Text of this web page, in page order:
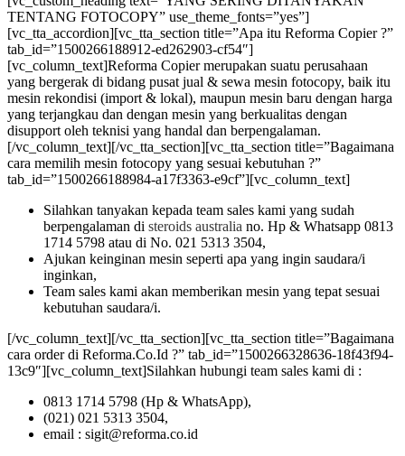
TENTANG FOTOCOPY” use_theme_fonts=”yes”]
[vc_tta_accordion][vc_tta_section title=”Apa itu Reforma Copier ?”
tab_id=”1500266188912-ed262903-cf54″]
[vc_column_text]Reforma Copier merupakan suatu perusahaan
yang bergerak di bidang pusat jual & sewa mesin fotocopy, baik itu
mesin rekondisi (import & lokal), maupun mesin baru dengan harga
yang terjangkau dan dengan mesin yang berkualitas dengan
disupport oleh teknisi yang handal dan berpengalaman.
[/vc_column_text][/vc_tta_section][vc_tta_section title=”Bagaimana
cara memilih mesin fotocopy yang sesuai kebutuhan ?”
tab_id=”1500266188984-a17f3363-e9cf”][vc_column_text]
Silahkan tanyakan kepada team sales kami yang sudah
berpengalaman di steroids australia no. Hp & Whatsapp 0813
1714 5798 atau di No. 021 5313 3504,
Ajukan keinginan mesin seperti apa yang ingin saudara/i
inginkan,
Team sales kami akan memberikan mesin yang tepat sesuai
kebutuhan saudara/i.
[/vc_column_text][/vc_tta_section][vc_tta_section title=”Bagaimana
cara order di Reforma.Co.Id ?” tab_id=”1500266328636-18f43f94-
13c9″][vc_column_text]Silahkan hubungi team sales kami di :
0813 1714 5798 (Hp & WhatsApp),
(021) 021 5313 3504,
email : sigit@reforma.co.id